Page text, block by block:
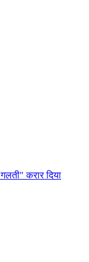
गलत" करर दय